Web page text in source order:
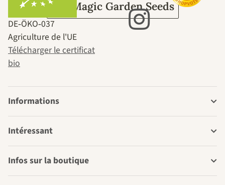
Sur Magic Garden Seeds
DE‑ÖKO‑037
Agriculture de l'UE
Télécharger le certificat
bio
Informations
Intéressant
Infos sur la boutique